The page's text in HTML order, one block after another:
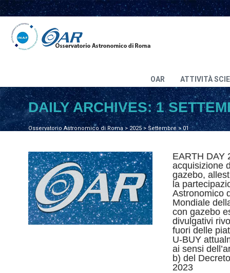
OAR ATTIVITÀ
Osservatorio Astronomico di Roma>2025>Settembre>01
DAILY ARCHIVES:1
EARTH DAY
acquisizione
gazebo,
la
Astronomico
Mondiale
con gazebo
divulgativi
fuori delle
U-BUY
ai sensi
b) del
2023